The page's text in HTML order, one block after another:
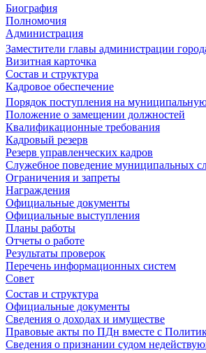
Биография
Полномочия
Администрация
Заместители главы администрации
Визитная карточка
Состав и структура
Кадровое обеспечение
Порядок поступления на
Положение о замещении должностей
Квалификационные требования
Кадровый резерв
Резерв управленческих кадров
Служебное поведение муниципальных
Ограничения и запреты
Награждения
Официальные документы
Официальные выступления
Планы работы
Отчеты о работе
Результаты проверок
Перечень информационных систем
Совет
Состав и структура
Официальные документы
Сведения о доходах и имуществе
Правовые акты по ПДн вместе с
Сведения о признании судом